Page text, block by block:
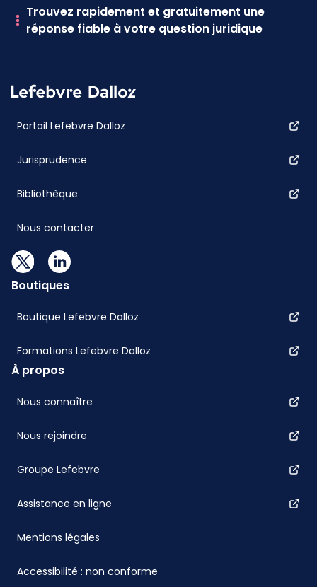
Trouvez rapidement et gratuitement une
réponse fiable à votre question juridique
Portail Lefebvre Dalloz
Jurisprudence
Bibliothèque
Nous contacter
Boutiques
Boutique Lefebvre Dalloz
Formations Lefebvre Dalloz
À propos
Nous connaître
Nous rejoindre
Groupe Lefebvre
Assistance en ligne
Mentions légales
Accessibilité : non conforme